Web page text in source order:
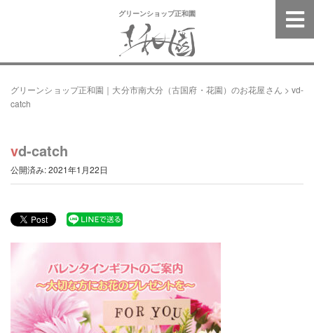
グリーンショップ正和園
グリーンショップ正和園｜大分市南大分（古国府・花園）のお花屋さん >vd-
catch
vd-catch
公開済み: 2021年1月22日